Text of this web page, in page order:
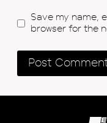
Save my name,
browser for the